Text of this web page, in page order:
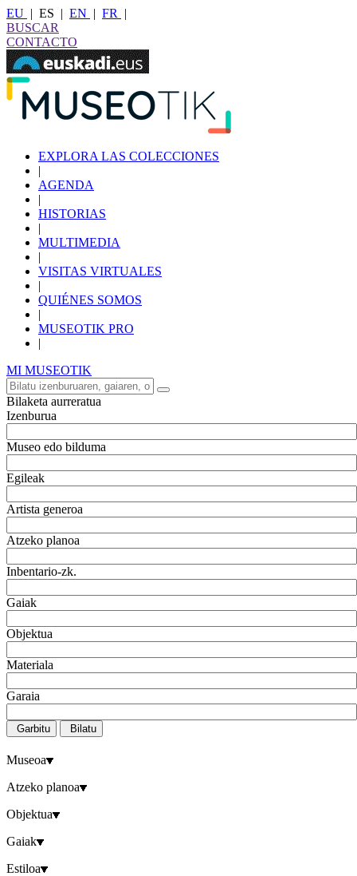
EU | ES | EN | FR
|
BUSCAR
CONTACTO
EXPLORA LAS COLECCIONES
|
AGENDA
|
HISTORIAS
|
MULTIMEDIA
|
VISITAS VIRTUALES
|
QUIÉNES SOMOS
|
MUSEOTIK PRO
|
MI MUSEOTIK
Bilaketa aurreratua
Izenburua
Museo edo bilduma
Egileak
Artista generoa
Atzeko planoa
Inbentario-zk.
Gaiak
Objektua
Materiala
Garaia
Garbitu Bilatu
Museoa
Atzeko planoa
Objektua
Gaiak
Estiloa